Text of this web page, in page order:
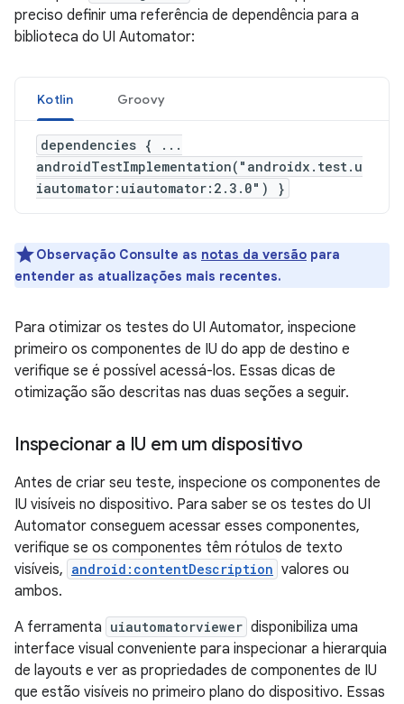
preciso definir uma referência de dependência para a
biblioteca do UI Automator:
Kotlin Groovy
dependencies { ...
androidTestImplementation("androidx.test.u
iautomator:uiautomator:2.3.0") }
Observação Consulte as notas da versão para
entender as atualizações mais recentes.
Para otimizar os testes do UI Automator, inspecione
primeiro os componentes de IU do app de destino e
verifique se é possível acessá-los. Essas dicas de
otimização são descritas nas duas seções a seguir.
Inspecionar a IU em um dispositivo
Antes de criar seu teste, inspecione os componentes de
IU visíveis no dispositivo. Para saber se os testes do UI
Automator conseguem acessar esses componentes,
verifique se os componentes têm rótulos de texto
visíveis, android:contentDescription valores ou
ambos.
A ferramenta uiautomatorviewer disponibiliza uma
interface visual conveniente para inspecionar a hierarquia
de layouts e ver as propriedades de componentes de IU
que estão visíveis no primeiro plano do dispositivo. Essas